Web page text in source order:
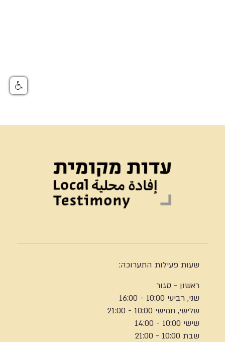
שעות פעילות התערוכה:
ראשון - סגור
שני, רביעי 10:00 - 16:00
שלישי, חמישי 10:00 - 21:00
שישי 10:00 - 14:00
שבת 10:00 - 21:00